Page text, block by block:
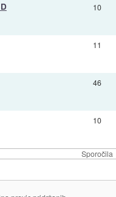
Sporočila
10
11
46
10